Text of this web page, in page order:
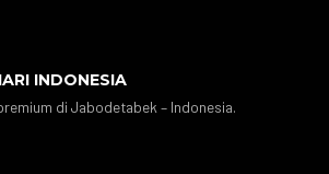
INDONESIA
di Jabodetabek – Indonesia.